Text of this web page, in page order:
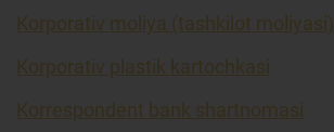
Korporativ moliya (tashkilot moliyasi)
Korporativ plastik kartochkasi
Korrespondent bank shartnomasi